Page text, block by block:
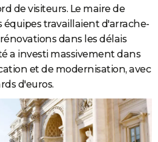
de visiteurs. Le maire de
équipes travaillaient d'arrache-
dans les délais
a investi massivement dans
et de modernisation, avec
d'euros.